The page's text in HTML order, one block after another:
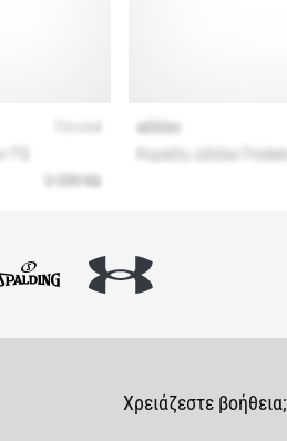
Χρειάζεστε βοήθεια;